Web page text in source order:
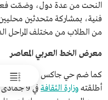
من الطلاب من مختلف المراحل
معرض الخط العربي المعاصر
كما ضم حي جاكس معرض الخط
أطلقته وزارة الثقافة